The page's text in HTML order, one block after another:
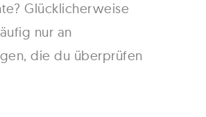
Glücklicherweise
nur an
die du überprüfen